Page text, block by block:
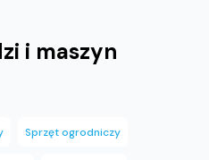
i maszyn
Sprzęt ogrodniczy